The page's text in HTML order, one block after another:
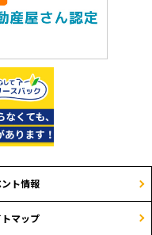
ト情報
マップ